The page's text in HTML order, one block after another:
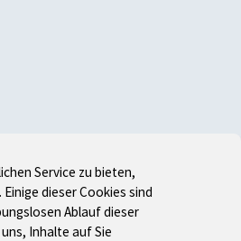
Service zu bieten,
dieser Cookies sind
Ablauf dieser
Inhalte auf Sie